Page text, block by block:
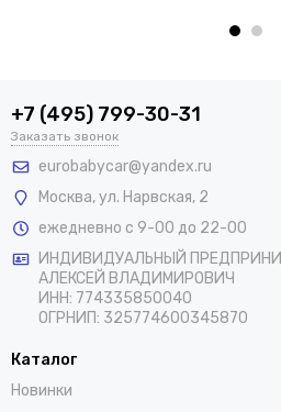
+7 (495) 799-30-31
Заказать звонок
eurobabycar@yandex.ru
Москва,ул. Нарвская, 2
ежедневно с 9-00 до 22-00
ИНДИВИДУАЛЬНЫЙ
АЛЕКСЕЙ ВЛАДИМИРОВИЧ
ИНН: 774335850040
ОГРНИП: 325774600345870
Каталог
Новинки